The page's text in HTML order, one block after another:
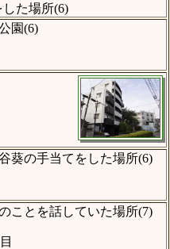
た場所(6)
園(6)
葵の手当てをした場所(6)
ことを話していた場所(7)